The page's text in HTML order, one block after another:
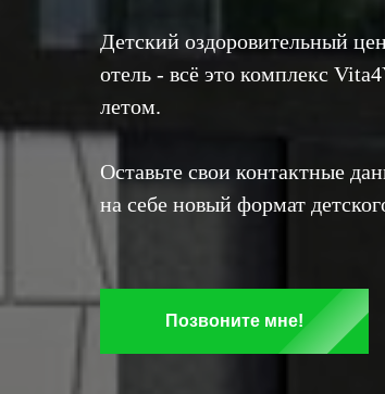
Детский оздоровительный
отель - всё это комплекс
летом.
Оставьте свои контактные
на себе новый формат
Позвоните мне!